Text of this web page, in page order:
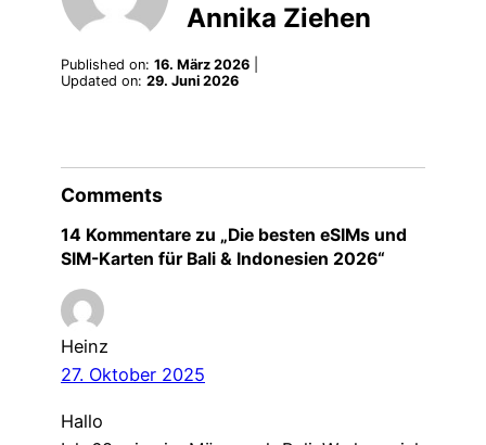
Annika Ziehen
Published on: 16. März 2026
Updated on: 29. Juni 2026
Comments
14 Kommentare zu „Die besten eSIMs und
SIM-Karten für Bali & Indonesien 2026“
Heinz
27. Oktober 2025
Hallo